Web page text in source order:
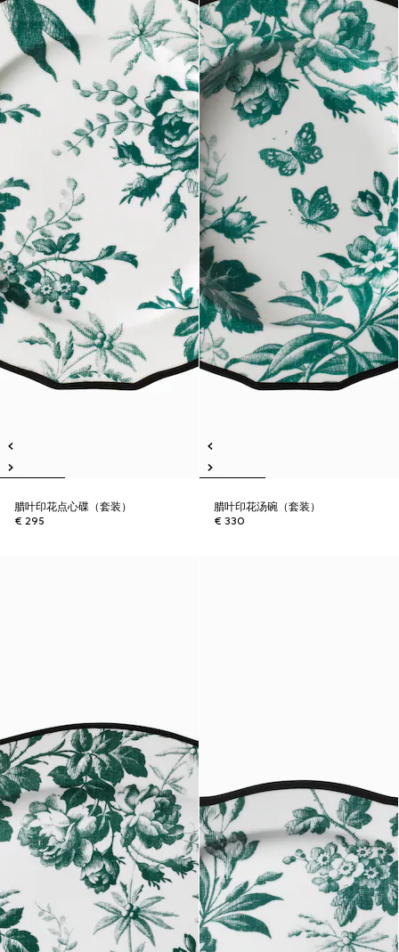
腊叶印花点心碟（套装）
€ 295
腊叶印花汤碗（套装）
€ 330